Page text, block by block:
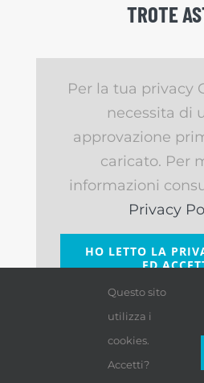
TROTE
Per la tua privacy
necessita di
approvazione
caricato. Per
informazioni
Privacy
HO LETTO LA
ED
Questo sito
utilizza i
cookies.
Accetti?